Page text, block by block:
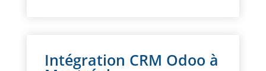
Intégration CRM Odoo à